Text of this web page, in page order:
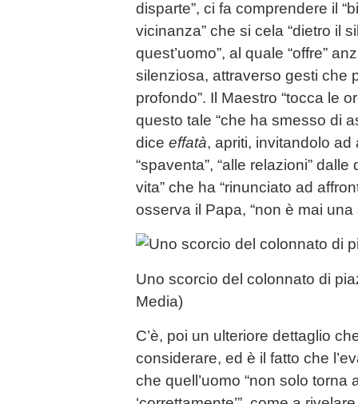
disparte”, ci fa comprendere il
vicinanza” che si cela “dietro il
quest’uomo”, al quale “offre”
silenziosa, attraverso gesti che
profondo”. Il Maestro “tocca le
questo tale “che ha smesso di
dice effatà, apriti, invitandolo ad
“spaventa”, “alle relazioni”
vita” che ha “rinunciato ad
osserva il Papa, “non è mai una
Uno scorcio del colonnato di
Media)
C’è, poi un ulteriore dettaglio
considerare, ed è il fatto che
che quell’uomo “non solo torna